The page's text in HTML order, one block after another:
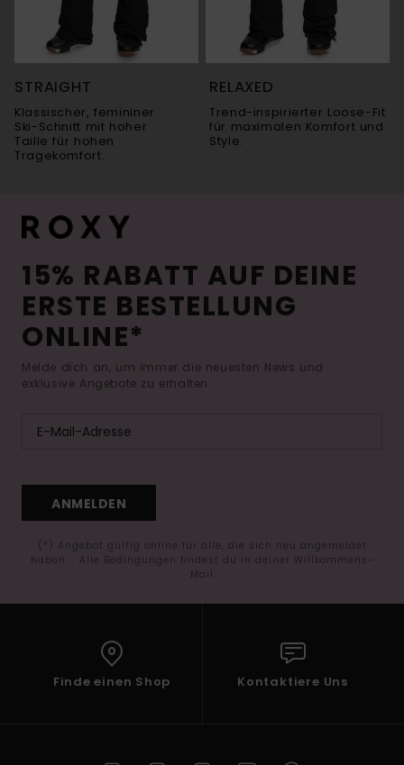
STRAIGHT
Klassischer, femininer
Ski-Schnitt mit hoher
Taille für hohen
Tragekomfort.
RELAXED
Trend-inspirierter Loose-Fit
für maximalen Komfort und
Style.
15% RABATT AUF DEINE
ERSTE BESTELLUNG
ONLINE*
Melde dich an, um immer die neuesten News und
exklusive Angebote zu erhalten.
ANMELDEN
(*) Angebot gültig online für alle, die sich neu angemeldet
haben - Alle Bedingungen findest du in deiner Willkommens-
Mail
Finde einen Shop Kontaktiere Uns